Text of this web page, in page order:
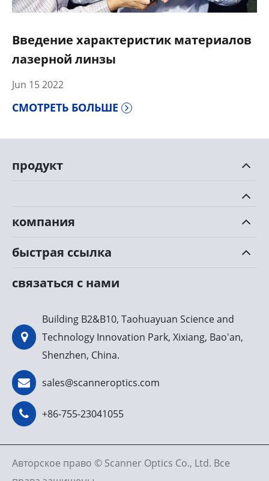
Введение характеристик материалов
лазерной линзы
Jun 15 2022
СМОТРЕТЬ БОЛЬШЕ
продукт
компания
быстрая ссылка
связаться с нами
Building B2&B10, Taohuayuan Science and
Technology Innovation Park, Xixiang, Bao'an,
Shenzhen, China.
sales@scanneroptics.com
+86-755-23041055
Авторское право © Scanner Optics Co., Ltd. Все